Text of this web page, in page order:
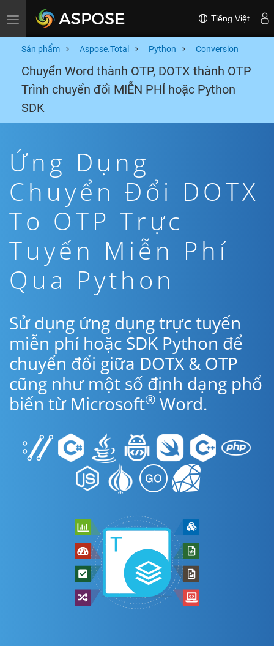
Toggle navigation Tiếng Việt
Sản phẩm Aspose.Total Python Conversion
Chuyển Word thành OTP, DOTX thành OTP
Trình chuyển đổi MIỄN PHÍ hoặc Python
SDK
Ứng Dụng
Chuyển Đổi DOTX
To OTP Trực
Tuyến Miễn Phí
Qua Python
Sử dụng ứng dụng trực tuyến
miễn phí hoặc SDK Python để
chuyển đổi giữa DOTX & OTP
cũng như một số định dạng phổ
biến từ Microsoft® Word.